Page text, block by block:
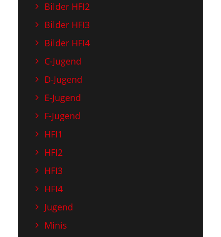
Bilder HFI2
Bilder HFI3
Bilder HFI4
C-Jugend
D-Jugend
E-Jugend
F-Jugend
HFI1
HFI2
HFI3
HFI4
Jugend
Minis